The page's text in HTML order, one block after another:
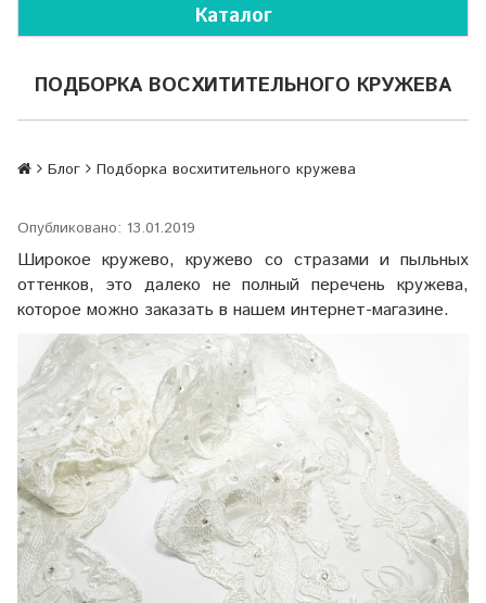
Каталог
ПОДБОРКА ВОСХИТИТЕЛЬНОГО КРУЖЕВА
Блог Подборка восхитительного кружева
Опубликовано: 13.01.2019
Широкое кружево, кружево со стразами и пыльных
оттенков, это далеко не полный перечень кружева,
которое можно заказать в нашем интернет-магазине.